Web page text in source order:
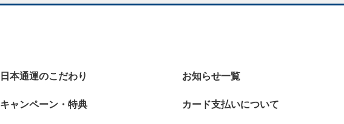
日本通運のこだわり
キャンペーン・特典
お知らせ一覧
カード支払いについて